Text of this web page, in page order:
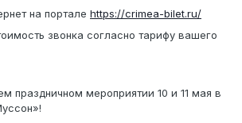
на портале https://crimea-bilet.ru/
звонка согласно тарифу вашего
праздничном мероприятии 10 и 11 мая в